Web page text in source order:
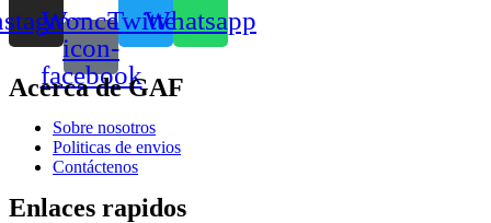
Woncep-
icon-
facebook
TwitterWhatsapp
Acerca de GAF
Sobre nosotros
Politicas de envios
Contáctenos
Enlaces rapidos